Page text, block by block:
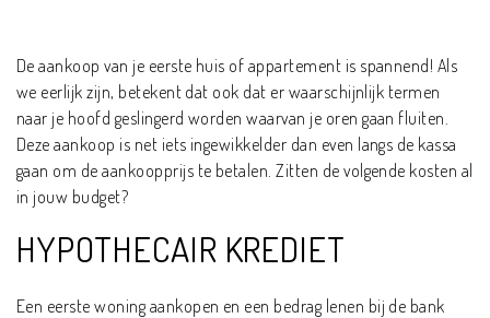
De aankoop van je eerste huis of appartement is spannend! Als
we eerlijk zijn, betekent dat ook dat er waarschijnlijk termen
naar je hoofd geslingerd worden waarvan je oren gaan fluiten.
Deze aankoop is net iets ingewikkelder dan even langs de kassa
gaan om de aankoopprijs te betalen. Zitten de volgende kosten al
in jouw budget?
HYPOTHECAIR KREDIET
Een eerste woning aankopen en een bedrag lenen bij de bank